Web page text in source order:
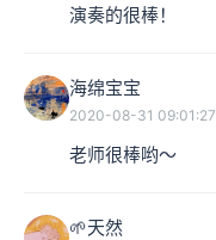
演奏的很棒！
海绵宝宝
2020-08-31 09:01:27
老师很棒哟～
🌱天然